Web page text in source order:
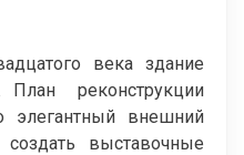
века здание
План реконструкции
элегантный внешний
выставочные